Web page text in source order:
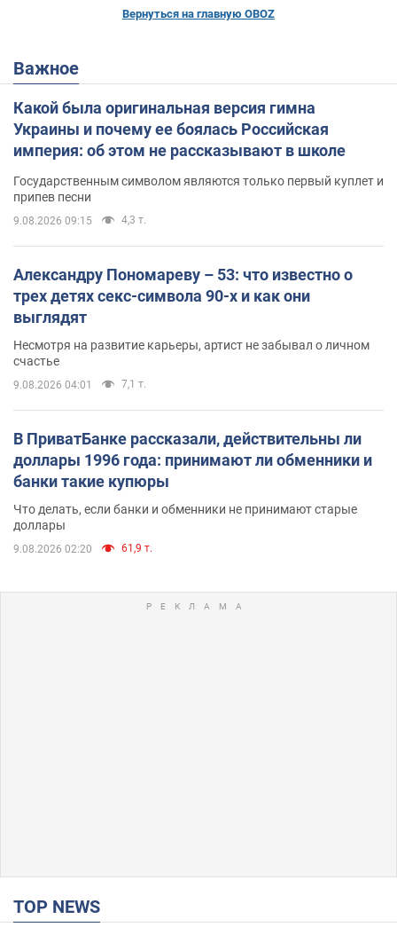
Вернуться на главную OBOZ
Важное
Какой была оригинальная версия гимна
Украины и почему ее боялась Российская
империя: об этом не рассказывают в школе
Государственным символом являются только первый куплет и
припев песни
9.08.2026 09:15 4,3 т.
Александру Пономареву – 53: что известно о
трех детях секс-символа 90-х и как они
выглядят
Несмотря на развитие карьеры, артист не забывал о личном
счастье
9.08.2026 04:01 7,1 т.
В ПриватБанке рассказали, действительны ли
доллары 1996 года: принимают ли обменники и
банки такие купюры
Что делать, если банки и обменники не принимают старые
доллары
9.08.2026 02:20 61,9 т.
TOP NEWS